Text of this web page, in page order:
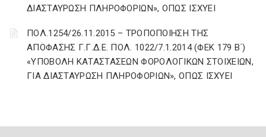
ΔΙΑΣΤΑΥΡΩΣΗ ΠΛΗΡΟΦΟΡΙΩΝ», ΟΠΩΣ ΙΣΧΥΕΙ
ΠΟΛ.1254/26.11.2015 – ΤΡΟΠΟΠΟΙΗΣΗ ΤΗΣ
ΑΠΟΦΑΣΗΣ Γ.Γ.Δ.Ε. ΠΟΛ. 1022/7.1.2014 (ΦΕΚ 179 Β΄)
«ΥΠΟΒΟΛΗ ΚΑΤΑΣΤΑΣΕΩΝ ΦΟΡΟΛΟΓΙΚΩΝ ΣΤΟΙΧΕΙΩΝ,
ΓΙΑ ΔΙΑΣΤΑΥΡΩΣΗ ΠΛΗΡΟΦΟΡΙΩΝ», ΟΠΩΣ ΙΣΧΥΕΙ